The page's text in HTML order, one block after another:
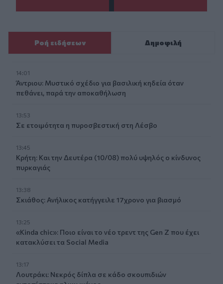
Ροή ειδήσεων Δημοφιλή
14:01
Άντριου: Μυστικό σχέδιο για βασιλική κηδεία όταν
πεθάνει, παρά την αποκαθήλωση
13:53
Σε ετοιμότητα η πυροσβεστική στη Λέσβο
13:45
Κρήτη: Και την Δευτέρα (10/08) πολύ υψηλός ο κίνδυνος
πυρκαγιάς
13:38
Σκιάθος: Ανήλικος κατήγγειλε 17χρονο για βιασμό
13:25
«Kinda chic»: Ποιο είναι το νέο τρεντ της Gen Z που έχει
κατακλύσει τα Social Media
13:17
Λουτράκι: Νεκρός δίπλα σε κάδο σκουπιδιών